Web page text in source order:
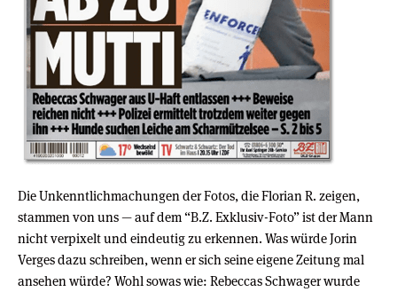
Die Unkenntlichmachungen der Fotos, die Florian R. zeigen,
stammen von uns — auf dem “B.Z. Exklusiv-Foto” ist der Mann
nicht verpixelt und eindeutig zu erkennen. Was würde Jorin
Verges dazu schreiben, wenn er sich seine eigene Zeitung mal
ansehen würde? Wohl sowas wie: Rebeccas Schwager wurde